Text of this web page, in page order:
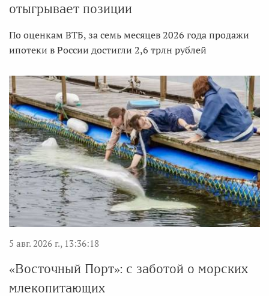
отыгрывает позиции
По оценкам ВТБ, за семь месяцев 2026 года продажи
ипотеки в России достигли 2,6 трлн рублей
5 авг. 2026 г., 13:36:18
«Восточный Порт»: с заботой о морских
млекопитающих